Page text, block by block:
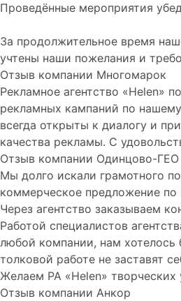
Проведённые мероприятия
За продолжительное время
учтены наши пожелания и
Отзыв компании Многомарок
Рекламное агентство «Helen»
рекламных кампаний по
всегда открыты к диалогу и
качества рекламы. С
Отзыв компании Одинцово-ГЕО
Мы долго искали грамотного
коммерческое предложение
Через агентство заказываем
Работой специалистов
любой компании, нам хотелось
толковой работе не заставят
Желаем РА «Helen» творческих
Отзыв компании Анкор